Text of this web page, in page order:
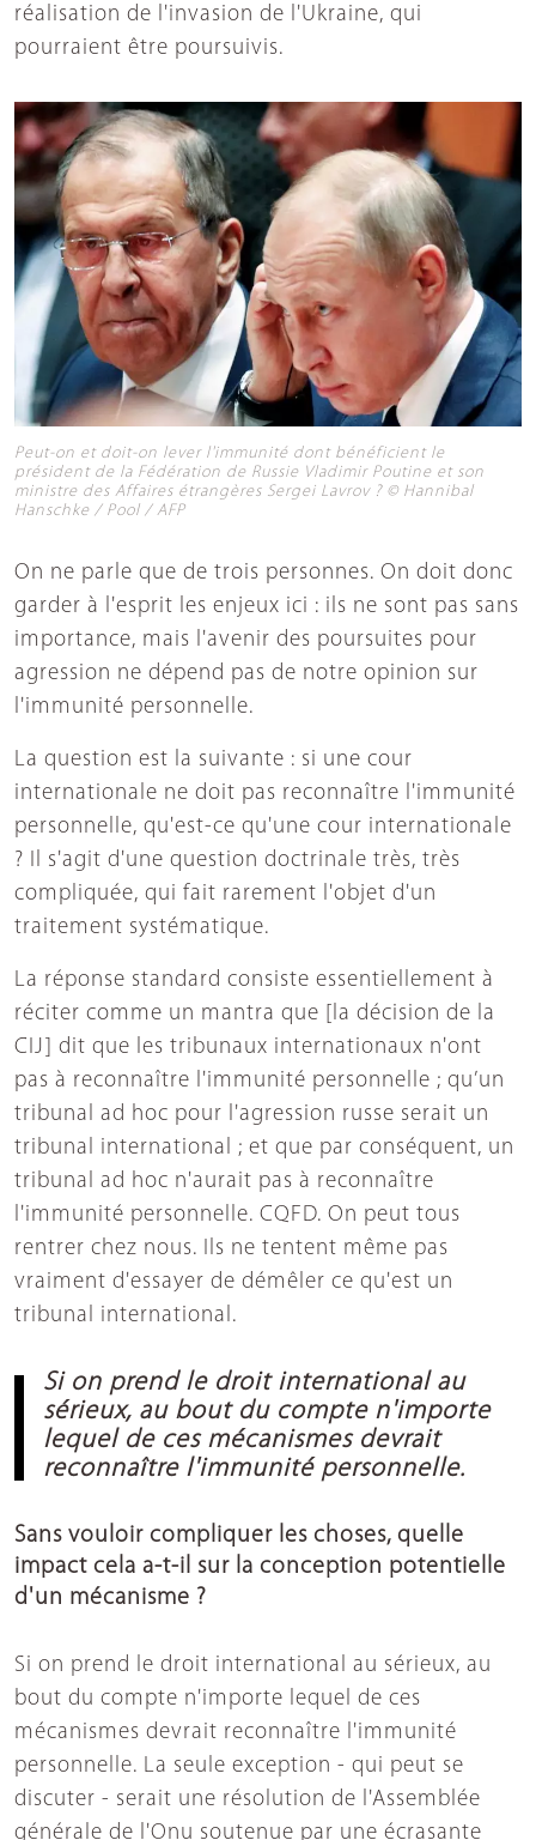
réalisation de l'invasion de l'Ukraine, qui
pourraient être poursuivis.
Peut-on et doit-on lever l'immunité dont bénéficient le
président de la Fédération de Russie Vladimir Poutine et son
ministre des Affaires étrangères Sergei Lavrov ? © Hannibal
Hanschke / Pool / AFP
On ne parle que de trois personnes. On doit donc
garder à l'esprit les enjeux ici : ils ne sont pas sans
importance, mais l'avenir des poursuites pour
agression ne dépend pas de notre opinion sur
l'immunité personnelle.
La question est la suivante : si une cour
internationale ne doit pas reconnaître l'immunité
personnelle, qu'est-ce qu'une cour internationale
? Il s'agit d'une question doctrinale très, très
compliquée, qui fait rarement l'objet d'un
traitement systématique.
La réponse standard consiste essentiellement à
réciter comme un mantra que [la décision de la
CIJ] dit que les tribunaux internationaux n'ont
pas à reconnaître l'immunité personnelle ; qu’un
tribunal ad hoc pour l'agression russe serait un
tribunal international ; et que par conséquent, un
tribunal ad hoc n'aurait pas à reconnaître
l'immunité personnelle. CQFD. On peut tous
rentrer chez nous. Ils ne tentent même pas
vraiment d'essayer de démêler ce qu'est un
tribunal international.
Si on prend le droit international au
sérieux, au bout du compte n'importe
lequel de ces mécanismes devrait
reconnaître l'immunité personnelle.
Sans vouloir compliquer les choses, quelle
impact cela a-t-il sur la conception potentielle
d'un mécanisme ?
Si on prend le droit international au sérieux, au
bout du compte n'importe lequel de ces
mécanismes devrait reconnaître l'immunité
personnelle. La seule exception - qui peut se
discuter - serait une résolution de l'Assemblée
générale de l'Onu soutenue par une écrasante